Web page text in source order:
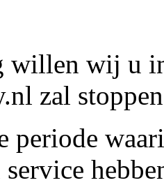
willen wij u
zal
periode